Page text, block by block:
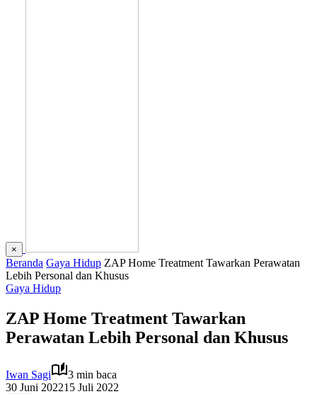
×
Beranda Gaya Hidup ZAP Home Treatment Tawarkan Perawatan
Lebih Personal dan Khusus
Gaya Hidup
ZAP Home Treatment Tawarkan
Perawatan Lebih Personal dan Khusus
Iwan Sagi
3 min baca
30 Juni 202215 Juli 2022